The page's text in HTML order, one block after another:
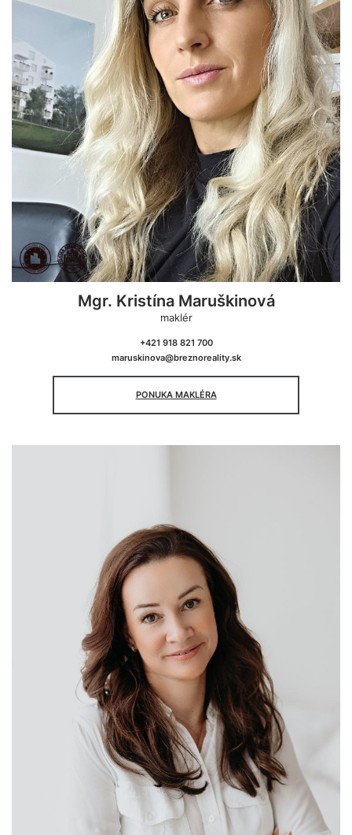
Mgr. Kristína Maruškinová
maklér
+421 918 821 700
maruskinova@breznoreality.sk
PONUKA MAKLÉRA